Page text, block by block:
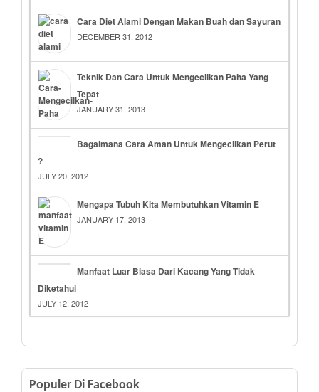
Cara Diet Alami Dengan Makan Buah dan Sayuran
DECEMBER 31, 2012
Teknik Dan Cara Untuk Mengecilkan Paha Yang
Tepat
JANUARY 31, 2013
Bagaimana Cara Aman Untuk Mengecilkan Perut
?
JULY 20, 2012
Mengapa Tubuh Kita Membutuhkan Vitamin E
JANUARY 17, 2013
Manfaat Luar Biasa Dari Kacang Yang Tidak
Diketahui
JULY 12, 2012
Populer Di Facebook